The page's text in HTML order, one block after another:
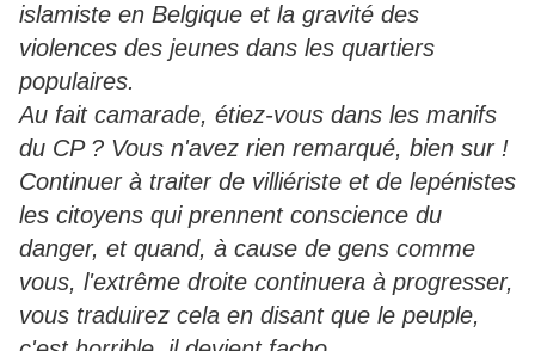
islamiste en Belgique et la gravité des
violences des jeunes dans les quartiers
populaires.
Au fait camarade, étiez-vous dans les manifs
du CP ? Vous n'avez rien remarqué, bien sur !
Continuer à traiter de villiériste et de lepénistes
les citoyens qui prennent conscience du
danger, et quand, à cause de gens comme
vous, l'extrême droite continuera à progresser,
vous traduirez cela en disant que le peuple,